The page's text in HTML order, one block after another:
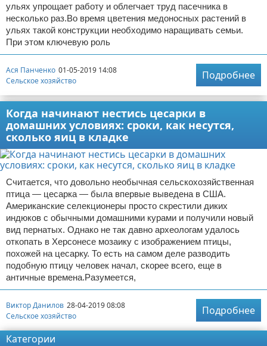
ульях упрощает работу и облегчает труд пасечника в
несколько раз.Во время цветения медоносных растений в
ульях такой конструкции необходимо наращивать семьи.
При этом ключевую роль
Ася Панченко 01-05-2019 14:08
Сельское хозяйство
Подробнее
Когда начинают нестись цесарки в
домашних условиях: сроки, как несутся,
сколько яиц в кладке
Считается, что довольно необычная сельскохозяйственная
птица — цесарка — была впервые выведена в США.
Американские селекционеры просто скрестили диких
индюков с обычными домашними курами и получили новый
вид пернатых. Однако не так давно археологам удалось
откопать в Херсонесе мозаику с изображением птицы,
похожей на цесарку. То есть на самом деле разводить
подобную птицу человек начал, скорее всего, еще в
античные времена.Разумеется,
Виктор Данилов 28-04-2019 08:08
Сельское хозяйство
Подробнее
Категории